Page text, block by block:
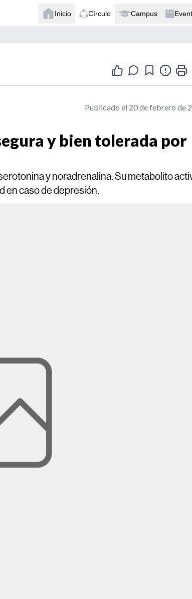
Inicio Círculo Campus
Publicado el 20 de febrero de
y bien tolerada por
y noradrenalina. Su metabolito
en caso de depresión.